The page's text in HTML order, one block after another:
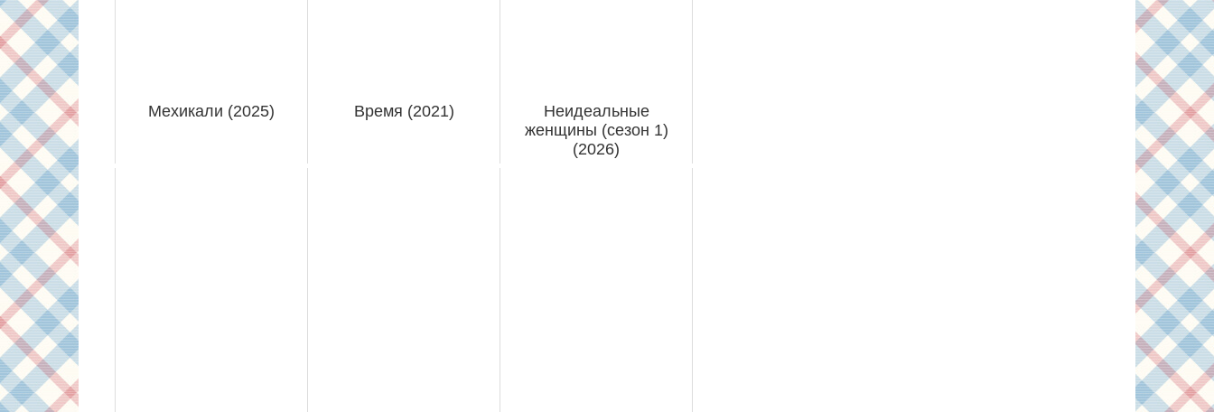
Мехикали (2025) Время (2021)
Неидеальные
женщины (сезон 1)
(2026)